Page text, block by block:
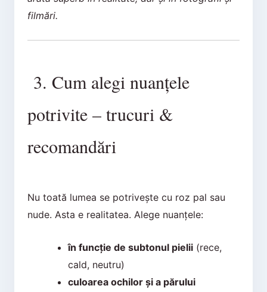
filmări.
3. Cum alegi nuanțele
potrivite – trucuri &
recomandări
Nu toată lumea se potrivește cu roz pal sau
nude. Asta e realitatea. Alege nuanțele:
în funcție de subtonul pielii(rece,
cald, neutru)
culoarea ochilor și a părului